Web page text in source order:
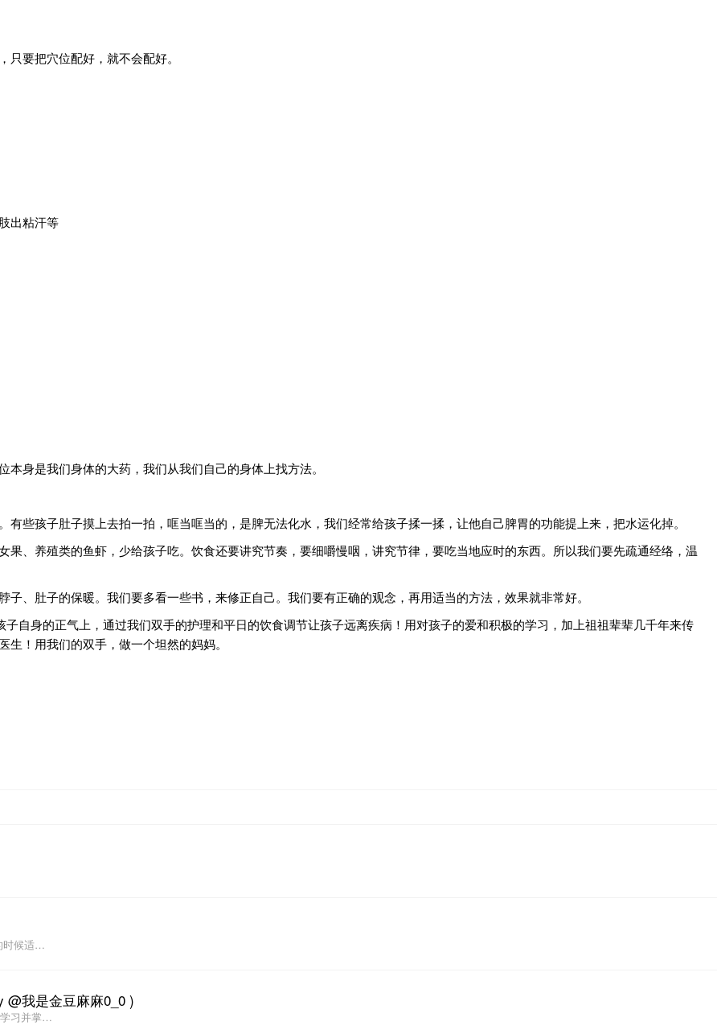
要把穴位配好，就不会配好。
出粘汗等
身是我们身体的大药，我们从我们自己的身体上找方法。
些孩子肚子摸上去拍一拍，哐当哐当的，是脾无法化水，我们经常给孩子揉一揉，让他自己脾胃的功能提上来，把水运化掉。
、养殖类的鱼虾，少给孩子吃。饮食还要讲究节奏，要细嚼慢咽，讲究节律，要吃当地应时的东西。所以我们要先疏通经络，温
、肚子的保暖。我们要多看一些书，来修正自己。我们要有正确的观念，再用适当的方法，效果就非常好。
子自身的正气上，通过我们双手的护理和平日的饮食调节让孩子远离疾病！用对孩子的爱和积极的学习，加上祖祖辈辈几千年来传
！用我们的双手，做一个坦然的妈妈。
时候适…
@我是金豆麻麻0_0 )
习并掌…